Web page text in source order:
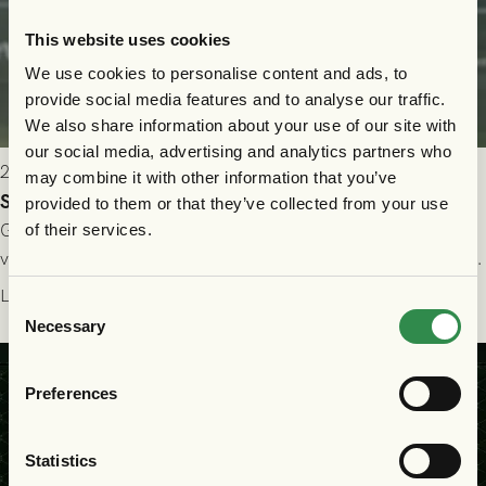
This website uses cookies
We use cookies to personalise content and ads, to
provide social media features and to analyse our traffic.
We also share information about your use of our site with
our social media, advertising and analytics partners who
may combine it with other information that you’ve
provided to them or that they’ve collected from your use
of their services.
Consent
Selection
Necessary
Preferences
Statistics
2026-07-24 16:40
Seger i första kvalmatchen mot FC Nordsjælland
GAIS dominerade i första halvlek och skapade fler chanser,
välförtjänt fick de in ett ledningsmål strax innan halvtid. Efter
halvtidsvilan sjönk tempot när Nordsjälland tilläts ha mer av
bollen, men GAIS försvarade sig disciplinerat och säkrade en
seger! Matchfoto: Mikael Josefsson & Lasse Ekström
Läs mer